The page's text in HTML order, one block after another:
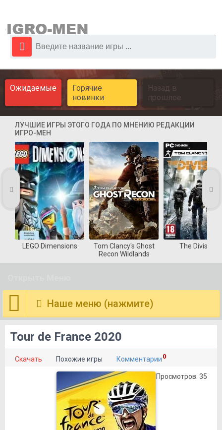
Ожидаемые
Горячие
новинки
Назад в
прошлое
ЛУЧШИЕ ИГРЫ ЭТОГО ГОДА ПО МНЕНИЮ РЕДАКЦИИ
ИГРО-МЕН
LEGO Dimensions
Tom Clancy's Ghost
Recon Wildlands
The Division
Наше меню (нажмите)
Tour de France 2020
Скачать Похожие игры Комментарии 0
Просмотров: 35